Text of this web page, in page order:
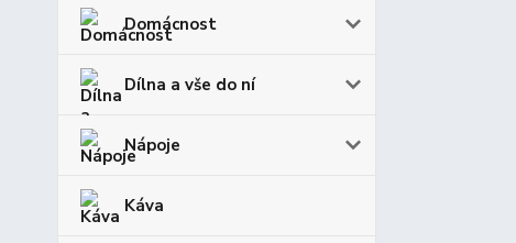
Domácnost
Dílna a vše do ní
Nápoje
Káva